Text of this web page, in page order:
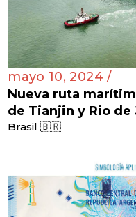
mayo 10, 2024 /
Nueva ruta
de Tianjin y Rio de
Brasil 🇧🇷